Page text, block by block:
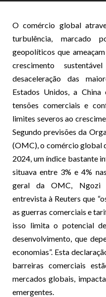
O comércio global
turbulência, marcado
geopolíticos que
crescimento
desaceleração das
Estados Unidos, a
tensões comerciais e
limites severos ao
Segundo previsões da
(OMC), o comércio global
2024, um índice bastante
situava entre 3% e 4%
geral da OMC, Ngozi
entrevista à Reuters que
as guerras comerciais e
isso limita o potencial
desenvolvimento, que
economias”. Esta
barreiras comerciais
mercados globais,
emergentes.